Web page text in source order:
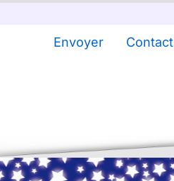
Envoyer Contact